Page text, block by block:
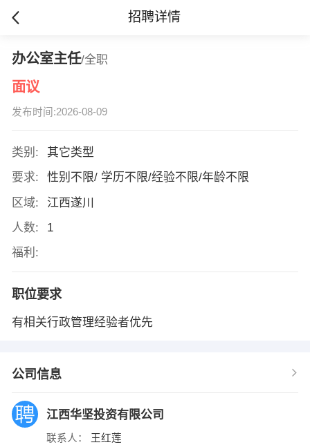
招聘详情
办公室主任/全职
面议
发布时间:2026-08-09
类别:
其它类型
要求:
性别不限/ 学历不限/经验不限/年龄不限
区域:
江西遂川
人数:
1
福利:
职位要求
有相关行政管理经验者优先
公司信息
江西华坚投资有限公司
联系人： 王红莲